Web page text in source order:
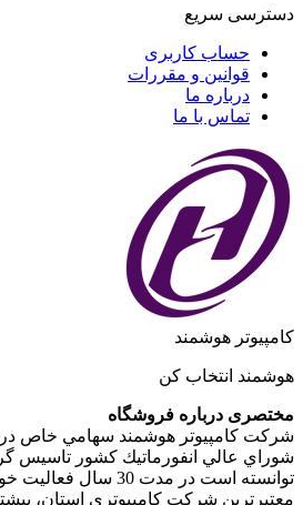
دسترسی سریع
حساب کاربری
قوانین و مقررات
درباره ما
تماس با ما
کامپیوتر هوشمند
هوشمند انتخاب کن
مختصری درباره فروشگاه
شوراي عالي انفورماتيك كشور تاسيس
توانسته است در مدت 30
معتبرترين شركت كامپيوتري استان،